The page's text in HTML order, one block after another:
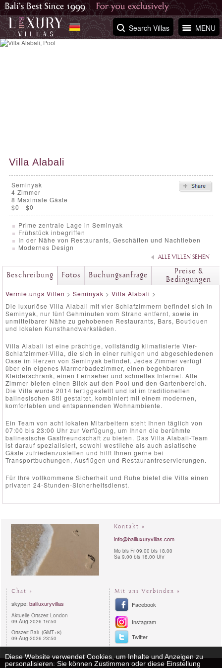
MENU
Search Villas
Villa Alabali
Seminyak
4 Zimmer
8 Maximale Gäste
$0 - $0
Prime zentrale Lage in Seminyak
Frühstück inbegriffen
In der Nähe von Restaurants, Geschäften und Nachtleben
Modernes Design
ALLE VILLEN SEHEN
Beschreibung Fotos Buchungsanfrage
Preise &
Bedingungen
Vermietungs Villen > Seminyak > Villa Alabali >
Die luxuriöse Villa Alabali mit vier Schlafzimmern befindet sich in
Seminyak, nur fünf Gehminuten vom Strand entfernt, sowie in
unmittelbarer Nähe zu gehobenen Restaurants, Bars, Boutiquen
und lokalen Kunsthandwerksläden.
Villa Alabali ist eine prächtige, vollständig klimatisierte Vier-
Schlafzimmer-Villa, die sich in einer ruhigen und abgeschiedenen
Oase im Herzen von Seminyak befindet. Jedes Zimmer verfügt
über ein eigenes Marmorbadezimmer, einen begehbaren
Kleiderschrank, einen Fernseher und schnelles Internet. Alle
Zimmer bieten einen Blick auf den Pool und den Gartenbereich.
Die Villa wurde 2014 fertiggestellt und ist im traditionellen
balinesischen Stil gestaltet, kombiniert mit einem modernen,
komfortablen und entspannenden Wohnambiente.
Ein Team von acht lokalen Mitarbeitern steht Ihnen täglich von
07:00 bis 23:00 Uhr zur Verfügung, um Ihnen die berühmte
balinesische Gastfreundschaft zu bieten. Das Villa Alabali-Team
ist darauf spezialisiert, sowohl westliche als auch asiatische
Gäste zufriedenzustellen und hilft Ihnen gerne bei
Transportbuchungen, Ausflügen und Restaurantreservierungen.
Für Ihre vollkommene Sicherheit und Ruhe bietet die Villa einen
privaten 24-Stunden-Sicherheitsdienst.
Kontakt »
info@baliluxuryvillas.com
Mo bis Fr 09.00 bis 18.00
Sa 9.00 bis 18.00 Uhr
Chat »
skype: baliluxuryvillas
Aktuelle Ortszeit London
09-Aug-2026 16:50
Ortszeit Bali (GMT+8)
09-Aug-2026 23:50
Mit uns Verbinden »
Facebook
Instagram
Twitter
Datenschutzerklärung Reservierungsverfahren Sitemap
Diese Website verwendet Cookies, um Inhalte und Anzeigen zu
personalisieren. Sie können Zustimmen oder diese Einstellung